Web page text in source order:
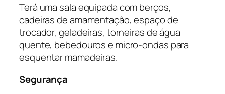
Terá uma sala equipada com berços,
cadeiras de amamentação, espaço de
trocador, geladeiras, torneiras de água
quente, bebedouros e micro-ondas para
esquentar mamadeiras.
Segurança